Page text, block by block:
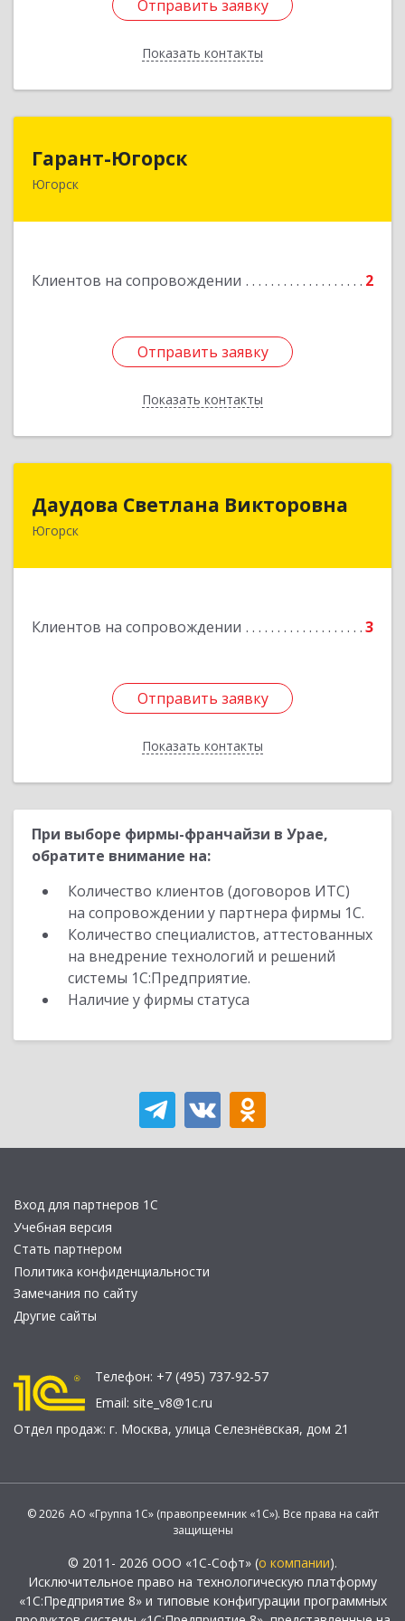
Отправить заявку
Показать контакты
Отправить заявку
Назад
Гарант-Югорск
Югорск
Клиентов на сопровождении 2
Отправить заявку
Показать контакты
628260, Ханты-Мансийский Автономный округ
Отправить заявку
Назад
Даудова Светлана Викторовна
Югорск
Клиентов на сопровождении 3
Отправить заявку
Показать контакты
Отправить заявку
Назад
При выборе фирмы-франчайзи в Урае,
обратите внимание на:
Количество клиентов (договоров ИТС)
на сопровождении у партнера фирмы 1С.
Количество специалистов, аттестованных
на внедрение технологий и решений
системы 1С:Предприятие.
Наличие у фирмы статуса
Вход для партнеров 1С
Учебная версия
Стать партнером
Политика конфиденциальности
Замечания по сайту
Другие сайты
Телефон: +7 (495) 737-92-57
Email: site_v8@1c.ru
Отдел продаж: г. Москва, улица Селезнёвская, дом 21
© 2026 АО «Группа 1С» (правопреемник «1С»). Все права на сайт
защищены
© 2011- 2026 ООО «1С-Софт» (о компании).
Исключительное право на технологическую платформу
«1С:Предприятие 8» и типовые конфигурации программных